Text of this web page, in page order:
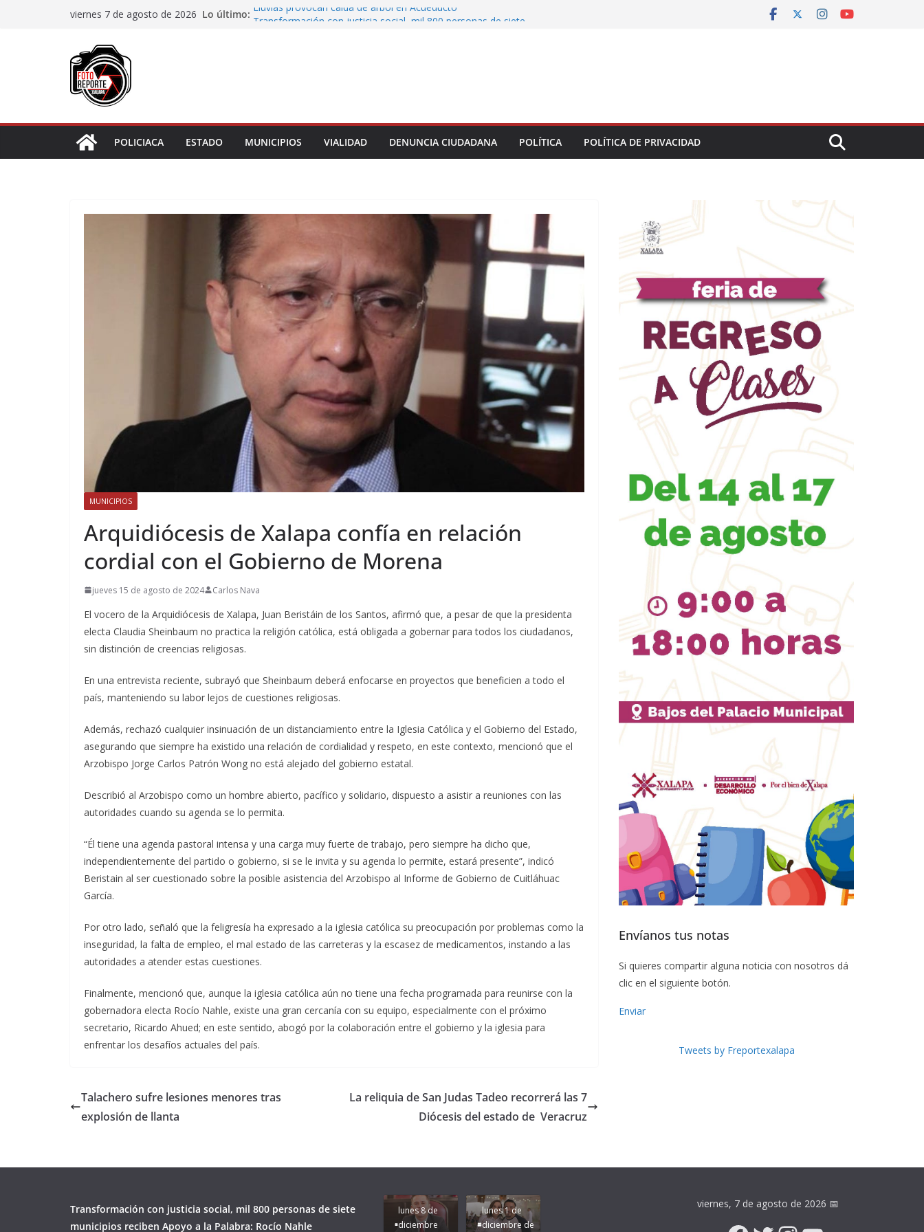
viernes 7 de agosto de 2026 Lo último: Lluvias provocan caída de árbol en Acueducto
incumplimiento de obra y falta de pago
POLICIACA
ESTADO MUNICIPIOS VIALIDAD DENUNCIA CIUDADANA POLÍTICA POLÍTICA DE PRIVACIDAD
MUNICIPIOS
Arquidiócesis de Xalapa confía en relación
cordial con el Gobierno de Morena
jueves 15 de agosto de 2024 Carlos Nava
El vocero de la Arquidiócesis de Xalapa, Juan Beristáin de los Santos, afirmó que, a pesar de que la presidenta
electa Claudia Sheinbaum no practica la religión católica, está obligada a gobernar para todos los ciudadanos,
sin distinción de creencias religiosas.
En una entrevista reciente, subrayó que Sheinbaum deberá enfocarse en proyectos que beneficien a todo el
país, manteniendo su labor lejos de cuestiones religiosas.
Además, rechazó cualquier insinuación de un distanciamiento entre la Iglesia Católica y el Gobierno del Estado,
asegurando que siempre ha existido una relación de cordialidad y respeto, en este contexto, mencionó que el
Arzobispo Jorge Carlos Patrón Wong no está alejado del gobierno estatal.
Describió al Arzobispo como un hombre abierto, pacífico y solidario, dispuesto a asistir a reuniones con las
autoridades cuando su agenda se lo permita.
“Él tiene una agenda pastoral intensa y una carga muy fuerte de trabajo, pero siempre ha dicho que,
independientemente del partido o gobierno, si se le invita y su agenda lo permite, estará presente”, indicó
Beristain al ser cuestionado sobre la posible asistencia del Arzobispo al Informe de Gobierno de Cuitláhuac
García.
Por otro lado, señaló que la feligresía ha expresado a la iglesia católica su preocupación por problemas como la
inseguridad, la falta de empleo, el mal estado de las carreteras y la escasez de medicamentos, instando a las
autoridades a atender estas cuestiones.
Finalmente, mencionó que, aunque la iglesia católica aún no tiene una fecha programada para reunirse con la
gobernadora electa Rocío Nahle, existe una gran cercanía con su equipo, especialmente con el próximo
secretario, Ricardo Ahued; en este sentido, abogó por la colaboración entre el gobierno y la iglesia para
enfrentar los desafíos actuales del país.
Talachero sufre lesiones menores tras
explosión de llanta
La reliquia de San Judas Tadeo recorrerá las 7
Diócesis del estado de Veracruz
Envíanos tus notas
Si quieres compartir alguna noticia con nosotros dá
clic en el siguiente botón.
Enviar
Tweets by Freportexalapa
Transformación con justicia social, mil 800 personas de siete
municipios reciben Apoyo a la Palabra: Rocío Nahle
Unamos
lunes 8 de
diciembre
lunes 1 de
diciembre de
Apoyo y
Seguimos la
Ruta que
Marca
Pongamos
de moda;
San
Andrés
viernes, 7 de agosto de 2026 📅